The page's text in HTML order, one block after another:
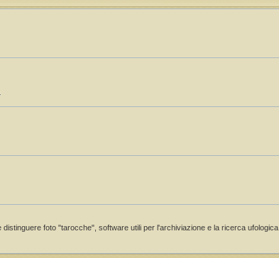
foto "tarocche", software utili per l'archiviazione e la ricerca ufologica.